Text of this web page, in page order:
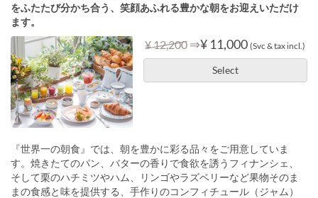
をふたたび分かち合う、笑顔あふれる豊かな朝をお迎えいただけ
ます。
¥ 12,200 ⇒¥ 11,000 (Svc & tax incl.)
Select
『世界一の朝食』では、朝を豊かに彩る品々をご用意していま
す。焼きたてのパン、バターの香りで食欲を誘うフィナンシェ、
そして栗のハチミツやハム、リンゴやラズベリーなど果物そのま
まの食感と味を提供する、手作りのコンフィチュール（ジャム）